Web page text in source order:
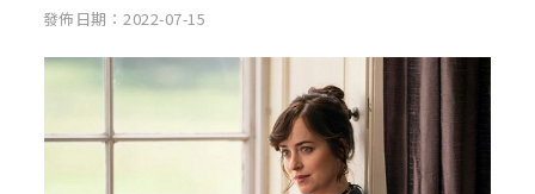
發佈日期：2022-07-15